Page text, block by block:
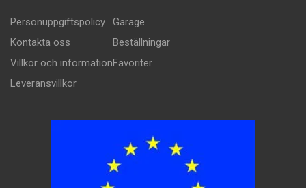
Personuppgiftspolicy
Kontakta oss
Villkor och information
Leveransvillkor
Garage
Beställningar
Favoriter